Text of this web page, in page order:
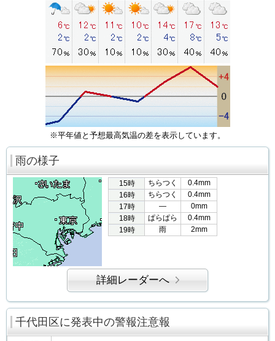
※平年値と予想最高気温の差を表示しています。
雨の様子
15時 ちらつく
0.4mm
16時
ちらつく
0.4mm
17時
―
0mm
18時
ぱらぱら
0.4mm
19時
雨 2mm
詳細レーダーへ
千代田区に発表中の警報注意報